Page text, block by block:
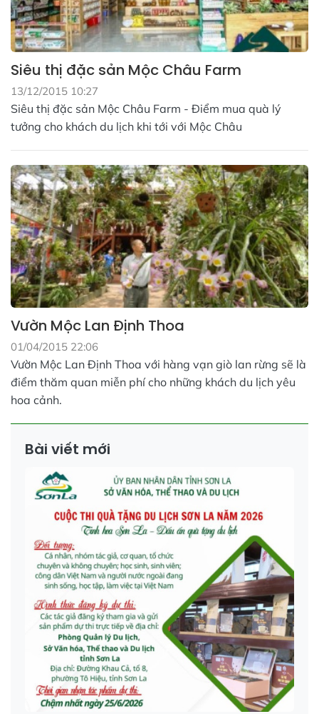
Siêu thị đặc sản Mộc Châu Farm
13/12/2015 10:27
Siêu thị đặc sản Mộc Châu Farm - Điểm mua quà lý
tưởng cho khách du lịch khi tới với Mộc Châu
Vườn Mộc Lan Định Thoa
01/04/2015 22:06
Vườn Mộc Lan Định Thoa với hàng vạn giò lan rừng sẽ là
điểm thăm quan miễn phí cho những khách du lịch yêu
hoa cảnh.
Bài viết mới